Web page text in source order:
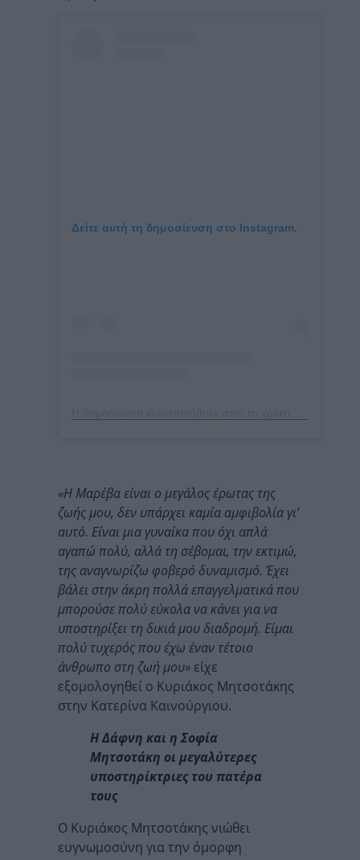
Δείτε αυτή τη δημοσίευση στο Instagram.
«Η Μαρέβα είναι ο μεγάλος έρωτας της
ζωής μου, δεν υπάρχει καμία αμφιβολία γι’
αυτό. Είναι μια γυναίκα που όχι απλά
αγαπώ πολύ, αλλά τη σέβομαι, την εκτιμώ,
της αναγνωρίζω φοβερό δυναμισμό. Έχει
βάλει στην άκρη πολλά επαγγελματικά που
μπορούσε πολύ εύκολα να κάνει για να
υποστηρίξει τη δικιά μου διαδρομή. Είμαι
πολύ τυχερός που έχω έναν τέτοιο
άνθρωπο στη ζωή μου» είχε
εξομολογηθεί ο Κυριάκος Μητσοτάκης
στην Κατερίνα Καινούργιου.
Η Δάφνη και η Σοφία
Μητσοτάκη οι μεγαλύτερες
υποστηρίκτριες του πατέρα
τους
Ο Κυριάκος Μητσοτάκης νιώθει
ευγνωμοσύνη για την όμορφη